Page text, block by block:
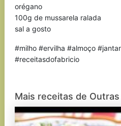
orégano
100g de mussarela ralada
sal a gosto
#milho #ervilha #almoço
#receitasdofabricio
Mais receitas de